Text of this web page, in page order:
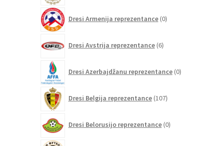
Dresi Armenija reprezentance 0izdelkov
Dresi Avstrija reprezentance 6izdelkov
Dresi Azerbajdžanu reprezentance 0izdelkov
Dresi Belgija reprezentance 107izdelkov
Dresi Belorusijo reprezentance 0izdelkov